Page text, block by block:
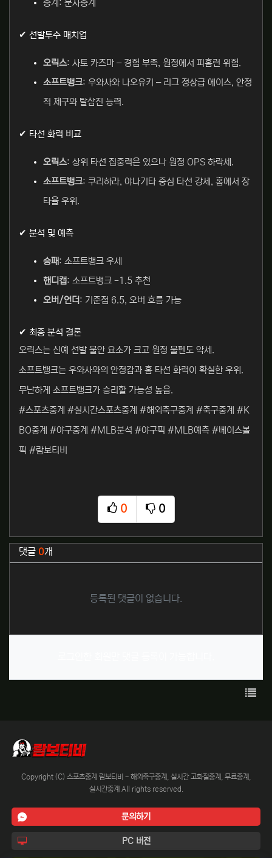
중계: 문자중계
✔ 선발투수 매치업
오릭스: 사토 카즈마 – 경험 부족, 원정에서 피홈런 위험.
소프트뱅크: 우와사와 나오유키 – 리그 정상급 에이스, 안정
적 제구와 탈삼진 능력.
✔ 타선 화력 비교
오릭스: 상위 타선 집중력은 있으나 원정 OPS 하락세.
소프트뱅크: 쿠리하라, 야나기타 중심 타선 강세, 홈에서 장
타율 우위.
✔ 분석 및 예측
승패: 소프트뱅크 우세
핸디캡: 소프트뱅크 -1.5 추천
오버/언더: 기준점 6.5, 오버 흐름 가능
✔ 최종 분석 결론
오릭스는 신예 선발 불안 요소가 크고 원정 불펜도 약세.
소프트뱅크는 우와사와의 안정감과 홈 타선 화력이 확실한 우위.
무난하게 소프트뱅크가 승리할 가능성 높음.
#스포츠중계 #실시간스포츠중계 #해외축구중계 #축구중계 #K
BO중계 #야구중계 #MLB분석 #야구픽 #MLB예측 #베이스볼
픽 #람보티비
0
추천
0
비추천
관련자료
댓글 0개
등록된 댓글이 없습니다.
목록
Copyright (C) 스포츠중계 람보티비 - 해외축구중계, 실시간 고화질중계, 무료중계,
실시간중계 All rights reserved.
문의하기
PC 버전